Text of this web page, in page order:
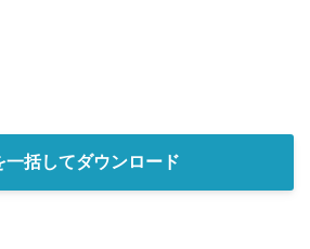
一括してダウンロード